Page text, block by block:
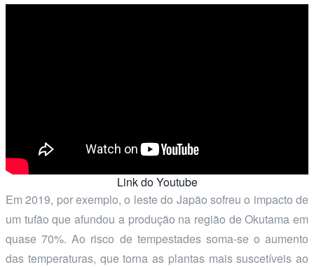
Link do Youtube
Em 2019, por exemplo, o leste do Japão sofreu o impacto de
um tufão que afundou a produção na região de Okutama em
quase 70%. Ao risco de tempestades soma-se o aumento
das temperaturas, que torna as plantas mais suscetíveis ao